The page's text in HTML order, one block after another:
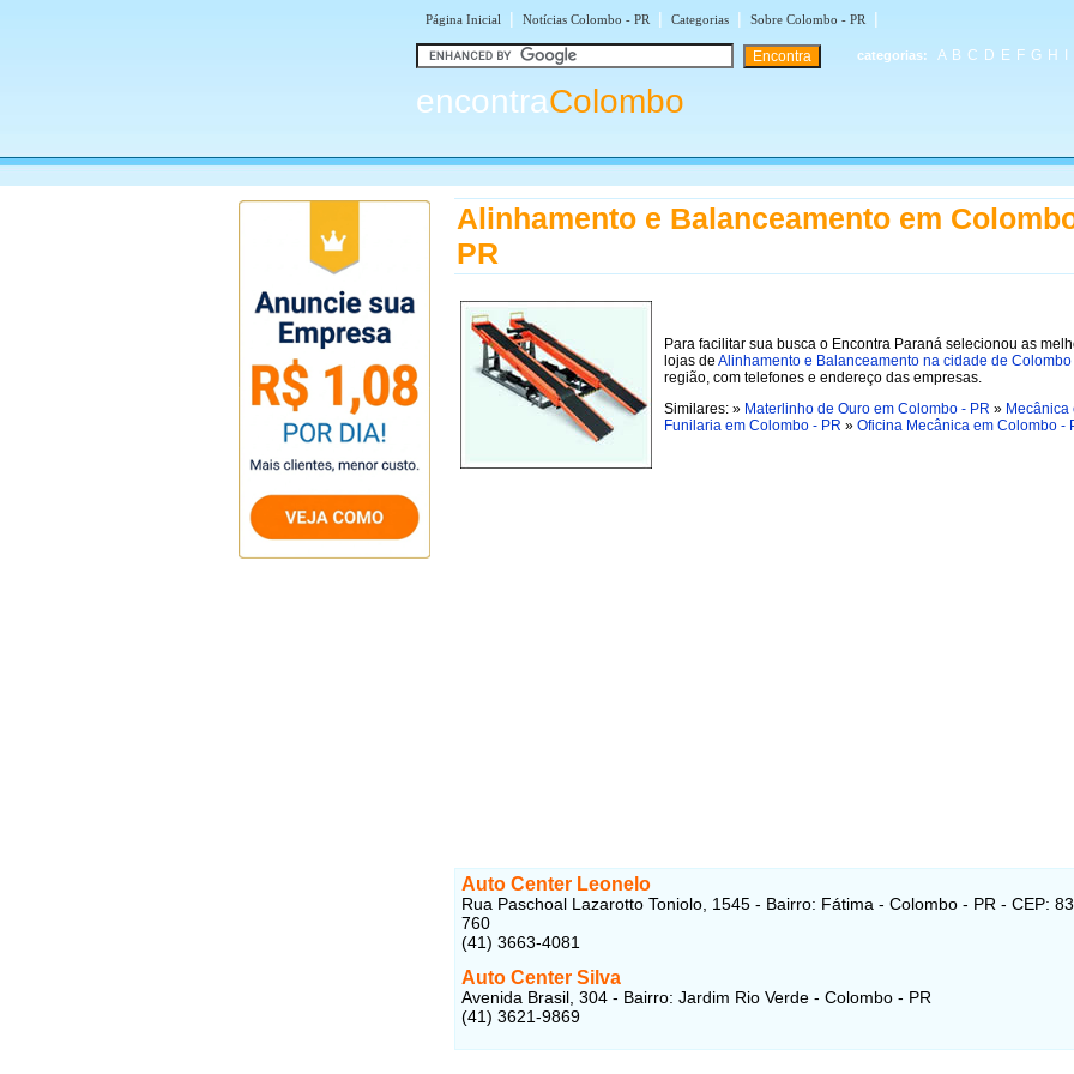
Página Inicial | Notícias Colombo - PR | Categorias | Sobre Colombo - PR |
encontraColombo
categorias: A B C D E F G H
Alinhamento e Balanceamento em
PR
Para facilitar sua busca o Encontra Paraná selecionou as
lojas de Alinhamento e Balanceamento na cidade de Colombo
região, com telefones e endereço das empresas.
Similares: » Materlinho de Ouro em Colombo - PR » Mecânica
Funilaria em Colombo - PR » Oficina Mecânica em Colombo -
Auto Center Leonelo
Rua Paschoal Lazarotto Toniolo, 1545 - Bairro: Fátima - Colombo - PR - CEP:
760
(41) 3663-4081
Auto Center Silva
Avenida Brasil, 304 - Bairro: Jardim Rio Verde - Colombo - PR
(41) 3621-9869